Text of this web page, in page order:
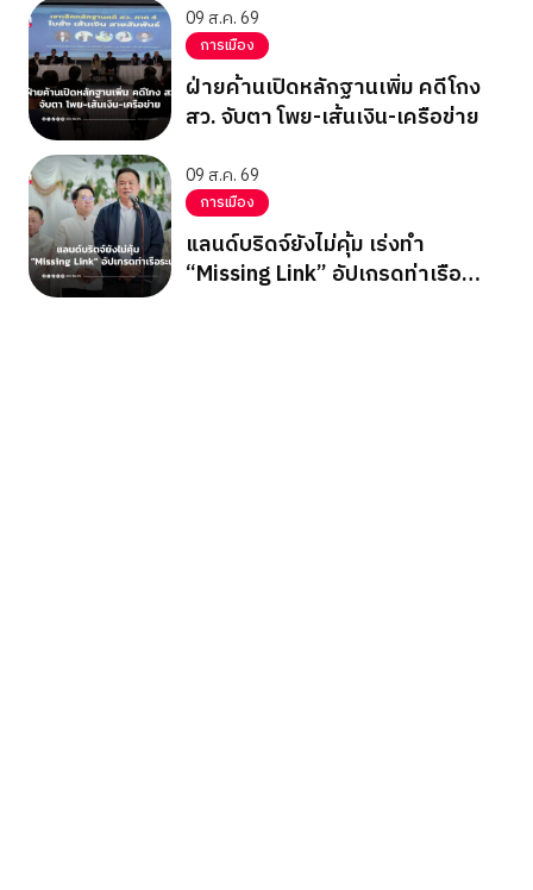
09 ส.ค. 69
การเมือง
ฝ่ายค้านเปิดหลักฐานเพิ่ม คดีโกง
สว. จับตา โพย-เส้นเงิน-เครือข่าย
09 ส.ค. 69
การเมือง
แลนด์บริดจ์ยังไม่คุ้ม เร่งทำ
“Missing Link” อัปเกรดท่าเรือ